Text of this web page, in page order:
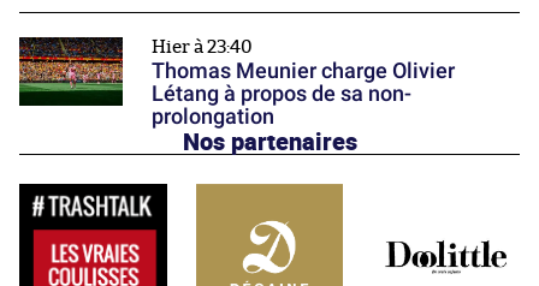
Hier à 23:40
Thomas Meunier charge Olivier
Létang à propos de sa non-
prolongation
Nos partenaires